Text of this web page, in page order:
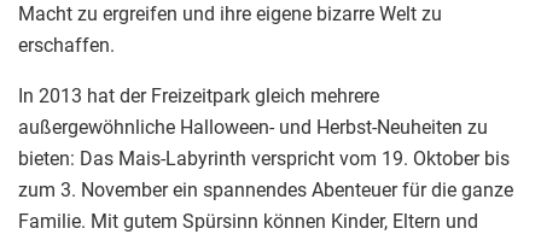
Macht zu ergreifen und ihre eigene bizarre Welt zu
erschaffen.
In 2013 hat der Freizeitpark gleich mehrere
außergewöhnliche Halloween- und Herbst-Neuheiten zu
bieten: Das Mais-Labyrinth verspricht vom 19. Oktober bis
zum 3. November ein spannendes Abenteuer für die ganze
Familie. Mit gutem Spürsinn können Kinder, Eltern und